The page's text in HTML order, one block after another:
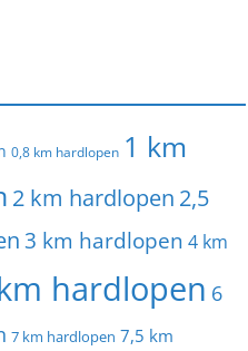
0,8 km hardlopen 1 km
2 km hardlopen 2,5
3 km hardlopen 4 km
hardlopen 6
7 km hardlopen 7,5 km